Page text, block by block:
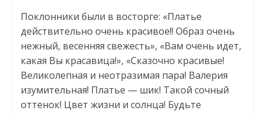
Поклонники были в восторге: «Платье
действительно очень красивое!! Образ очень
нежный, весенняя свежесть», «Вам очень идет,
какая Вы красавица!», «Сказочно красивые!
Великолепная и неотразимая пара! Валерия
изумительная! Платье — шик! Такой сочный
оттенок! Цвет жизни и солнца! Будьте